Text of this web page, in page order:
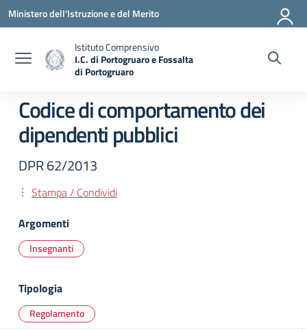
Vai ai contenuti
Vai al menu di navigazione
Vai al footer
Ministero dell'Istruzione e del Merito
Istituto Comprensivo
I.C. di Portogruaro e Fossalta
di Portogruaro
Codice di comportamento dei
dipendenti pubblici
DPR 62/2013
Stampa / Condividi
Argomenti
Insegnanti
Tipologia
Regolamento